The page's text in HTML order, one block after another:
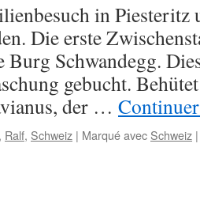
in
Die erste
Burg Schwandegg.
gebucht.
der …
, Ralf, Schweiz | Marqué avec Schweiz |